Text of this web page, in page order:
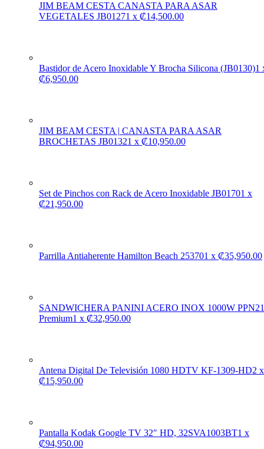
JIM BEAM CESTA CANASTA PARA ASAR
VEGETALES JB01271 x ₡14,500.00
Bastidor de Acero Inoxidable Y Brocha Silicona (JB0130)1
₡6,950.00
JIM BEAM CESTA | CANASTA PARA ASAR
BROCHETAS JB01321 x ₡10,950.00
Set de Pinchos con Rack de Acero Inoxidable JB01701 x
₡21,950.00
Parrilla Antiaherente Hamilton Beach 253701 x ₡35,950.00
SANDWICHERA PANINI ACERO INOX 1000W PPN21
Premium1 x ₡32,950.00
Antena Digital De Televisión 1080 HDTV KF-1309-HD2 x
₡15,950.00
Pantalla Kodak Google TV 32″ HD, 32SVA1003BT1 x
₡94,950.00